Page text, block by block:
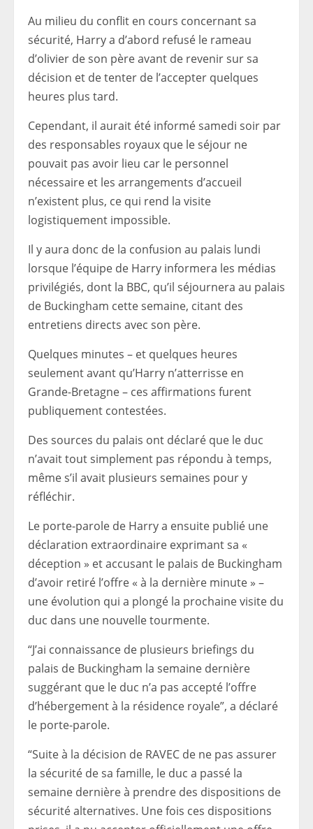
Au milieu du conflit en cours concernant sa
sécurité, Harry a d’abord refusé le rameau
d’olivier de son père avant de revenir sur sa
décision et de tenter de l’accepter quelques
heures plus tard.
Cependant, il aurait été informé samedi soir par
des responsables royaux que le séjour ne
pouvait pas avoir lieu car le personnel
nécessaire et les arrangements d’accueil
n’existent plus, ce qui rend la visite
logistiquement impossible.
Il y aura donc de la confusion au palais lundi
lorsque l’équipe de Harry informera les médias
privilégiés, dont la BBC, qu’il séjournera au palais
de Buckingham cette semaine, citant des
entretiens directs avec son père.
Quelques minutes – et quelques heures
seulement avant qu’Harry n’atterrisse en
Grande-Bretagne – ces affirmations furent
publiquement contestées.
Des sources du palais ont déclaré que le duc
n’avait tout simplement pas répondu à temps,
même s’il avait plusieurs semaines pour y
réfléchir.
Le porte-parole de Harry a ensuite publié une
déclaration extraordinaire exprimant sa «
déception » et accusant le palais de Buckingham
d’avoir retiré l’offre « à la dernière minute » –
une évolution qui a plongé la prochaine visite du
duc dans une nouvelle tourmente.
“J’ai connaissance de plusieurs briefings du
palais de Buckingham la semaine dernière
suggérant que le duc n’a pas accepté l’offre
d’hébergement à la résidence royale”, a déclaré
le porte-parole.
“Suite à la décision de RAVEC de ne pas assurer
la sécurité de sa famille, le duc a passé la
semaine dernière à prendre des dispositions de
sécurité alternatives. Une fois ces dispositions